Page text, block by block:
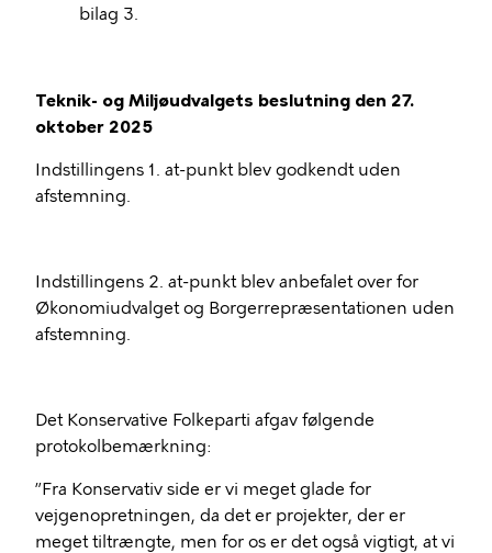
bilag 3.
Teknik- og Miljøudvalgets beslutning den 27.
oktober 2025
Indstillingens 1. at-punkt blev godkendt uden
afstemning.
Indstillingens 2. at-punkt blev anbefalet over for
Økonomiudvalget og Borgerrepræsentationen uden
afstemning.
Det Konservative Folkeparti afgav følgende
protokolbemærkning:
”Fra Konservativ side er vi meget glade for
vejgenopretningen, da det er projekter, der er
meget tiltrængte, men for os er det også vigtigt, at vi